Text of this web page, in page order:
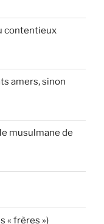
contentieux
amers, sinon
musulmane de
« frères »)